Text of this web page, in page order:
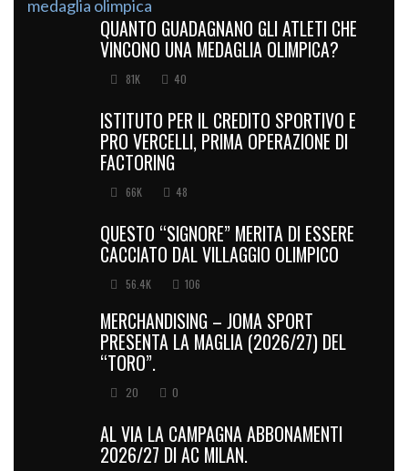
QUANTO GUADAGNANO GLI ATLETI CHE
VINCONO UNA MEDAGLIA OLIMPICA?
81K 40
ISTITUTO PER IL CREDITO SPORTIVO E
PRO VERCELLI, PRIMA OPERAZIONE DI
FACTORING
66K 48
QUESTO “SIGNORE” MERITA DI ESSERE
CACCIATO DAL VILLAGGIO OLIMPICO
56.4K 106
MERCHANDISING – JOMA SPORT
PRESENTA LA MAGLIA (2026/27) DEL
“TORO”.
20 0
AL VIA LA CAMPAGNA ABBONAMENTI
2026/27 DI AC MILAN.